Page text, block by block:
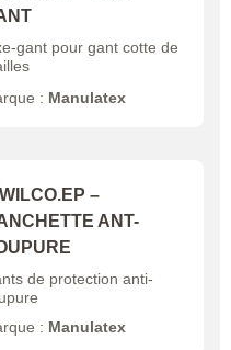
gant pour gant cotte de
: Manulatex
–
ANT-
de protection anti-
: Manulatex